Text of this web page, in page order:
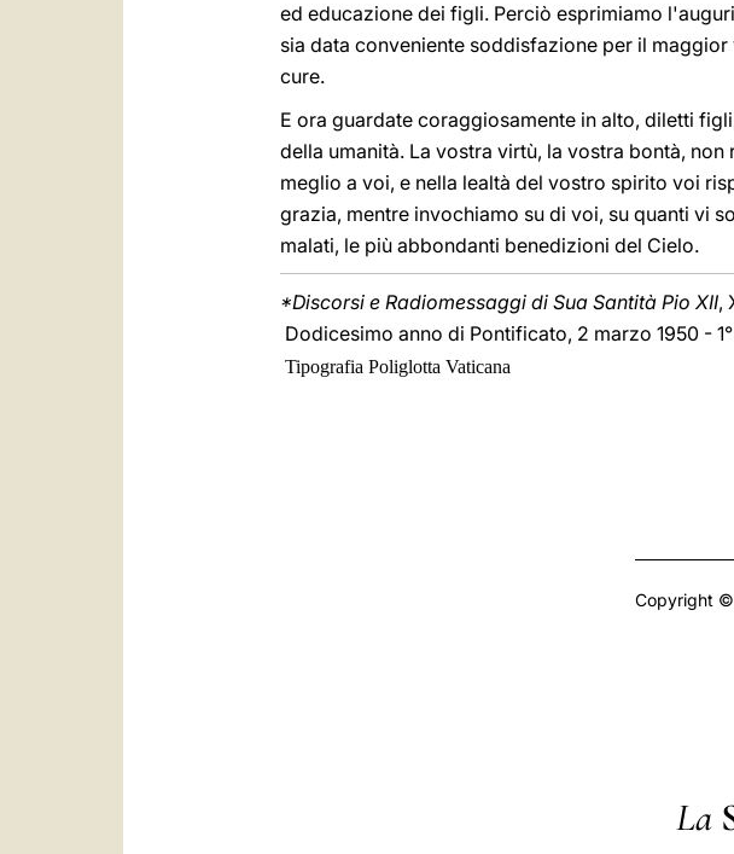
ed educazione dei figli. Perciò esprimiamo
sia data conveniente soddisfazione per il
cure.
E ora guardate coraggiosamente in alto, diletti
della umanità. La vostra virtù, la vostra bontà,
meglio a voi, e nella lealtà del vostro spirito voi
grazia, mentre invochiamo su di voi, su quanti vi
malati, le più abbondanti benedizioni del Cielo.
*Discorsi e Radiomessaggi di Sua Santità Pio XII,
Dodicesimo anno di Pontificato, 2 marzo 1950 -
Tipografia Poliglotta Vaticana
Copyright ©
La